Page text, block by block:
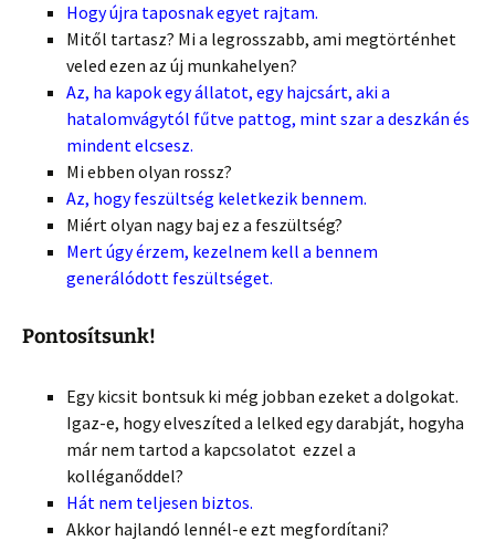
Hogy újra taposnak egyet rajtam.
Mitől tartasz? Mi a legrosszabb, ami megtörténhet
veled ezen az új munkahelyen?
Az, ha kapok egy állatot, egy hajcsárt, aki a
hatalomvágytól fűtve pattog, mint szar a deszkán és
mindent elcsesz.
Mi ebben olyan rossz?
Az, hogy feszültség keletkezik bennem.
Miért olyan nagy baj ez a feszültség?
Mert úgy érzem, kezelnem kell a bennem
generálódott feszültséget.
Pontosítsunk!
Egy kicsit bontsuk ki még jobban ezeket a dolgokat.
Igaz-e, hogy elveszíted a lelked egy darabját, hogyha
már nem tartod a kapcsolatot ezzel a
kolléganőddel?
Hát nem teljesen biztos.
Akkor hajlandó lennél-e ezt megfordítani?